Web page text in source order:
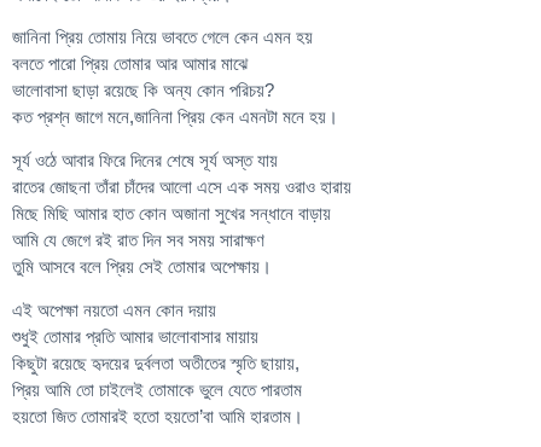
জানিনা প্রিয় তোমায় নিয়ে ভাবতে গেলে কেন এমন হয়
বলতে পারো প্রিয় তোমার আর আমার মাঝে
ভালোবাসা ছাড়া রয়েছে কি অন্য কোন পরিচয়?
কত প্রশ্ন জাগে মনে,জানিনা প্রিয় কেন এমনটা মনে হয়।
সূর্য ওঠে আবার ফিরে দিনের শেষে সূর্য অস্ত যায়
রাতের জোছনা তাঁরা চাঁদের আলো এসে এক সময় ওরাও হারায়
মিছে মিছি আমার হাত কোন অজানা সুখের সন্ধানে বাড়ায়
আমি যে জেগে রই রাত দিন সব সময় সারাক্ষণ
তুমি আসবে বলে প্রিয় সেই তোমার অপেক্ষায়।
এই অপেক্ষা নয়তো এমন কোন দয়ায়
শুধুই তোমার প্রতি আমার ভালোবাসার মায়ায়
কিছুটা রয়েছে হৃদয়ের দুর্বলতা অতীতের স্মৃতি ছায়ায়,
প্রিয় আমি তো চাইলেই তোমাকে ভুলে যেতে পারতাম
হয়তো জিত তোমারই হতো হয়তো’বা আমি হারতাম।